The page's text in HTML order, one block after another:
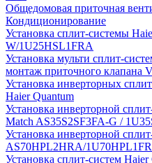
Общедомовая приточная
Кондиционирование
Установка сплит-системы
W/1U25HSL1FRA
Установка мульти сплит-
монтаж приточного клапана
Установка инверторных
Haier Quantum
Установка инверторной
Match AS35S2SF3FA-G /
Установка инверторной
AS70HPL2HRA/
Установка сплит-систем